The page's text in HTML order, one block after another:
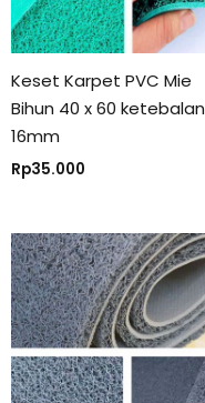
Keset Karpet PVC Mie
Bihun 40 x 60 ketebalan
16mm
Rp35.000